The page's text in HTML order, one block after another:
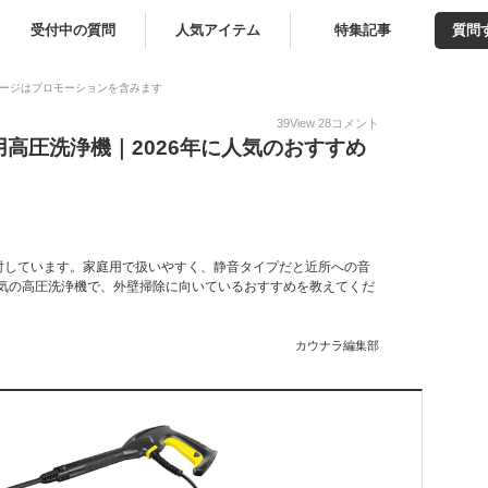
受付中の質問 人気アイテム 特集記事 質問
ジはプロモーションを含みます
39View 28コメント
高圧洗浄機｜2026年に人気のおすすめ
ています。家庭用で扱いやすく、静音タイプだと近所への音
高圧洗浄機で、外壁掃除に向いているおすすめを教えてくだ
カウナラ編集部